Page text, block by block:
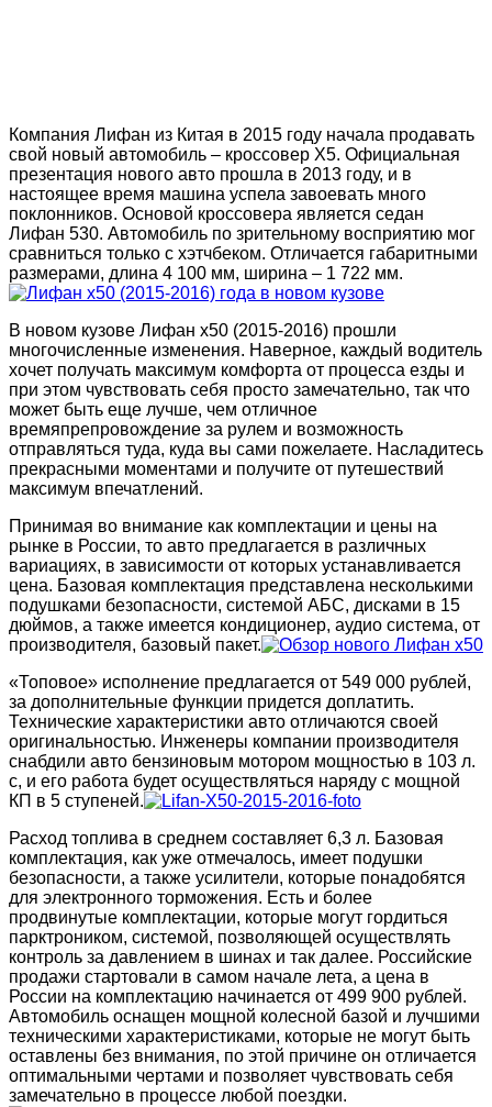
Компания Лифан из Китая в 2015 году начала продавать
свой новый автомобиль – кроссовер X5. Официальная
презентация нового авто прошла в 2013 году, и в
настоящее время машина успела завоевать много
поклонников. Основой кроссовера является седан
Лифан 530. Автомобиль по зрительному восприятию мог
сравниться только с хэтчбеком. Отличается габаритными
размерами, длина 4 100 мм, ширина – 1 722 мм.
В новом кузове Лифан х50 (2015-2016) прошли
многочисленные изменения. Наверное, каждый водитель
хочет получать максимум комфорта от процесса езды и
при этом чувствовать себя просто замечательно, так что
может быть еще лучше, чем отличное
времяпрепровождение за рулем и возможность
отправляться туда, куда вы сами пожелаете. Насладитесь
прекрасными моментами и получите от путешествий
максимум впечатлений.
Принимая во внимание как комплектации и цены на
рынке в России, то авто предлагается в различных
вариациях, в зависимости от которых устанавливается
цена. Базовая комплектация представлена несколькими
подушками безопасности, системой АБС, дисками в 15
дюймов, а также имеется кондиционер, аудио система, от
производителя, базовый пакет.
«Топовое» исполнение предлагается от 549 000 рублей,
за дополнительные функции придется доплатить.
Технические характеристики авто отличаются своей
оригинальностью. Инженеры компании производителя
снабдили авто бензиновым мотором мощностью в 103 л.
с, и его работа будет осуществляться наряду с мощной
КП в 5 ступеней.
Расход топлива в среднем составляет 6,3 л. Базовая
комплектация, как уже отмечалось, имеет подушки
безопасности, а также усилители, которые понадобятся
для электронного торможения. Есть и более
продвинутые комплектации, которые могут гордиться
парктроником, системой, позволяющей осуществлять
контроль за давлением в шинах и так далее. Российские
продажи стартовали в самом начале лета, а цена в
России на комплектацию начинается от 499 900 рублей.
Автомобиль оснащен мощной колесной базой и лучшими
техническими характеристиками, которые не могут быть
оставлены без внимания, по этой причине он отличается
оптимальными чертами и позволяет чувствовать себя
замечательно в процессе любой поездки.